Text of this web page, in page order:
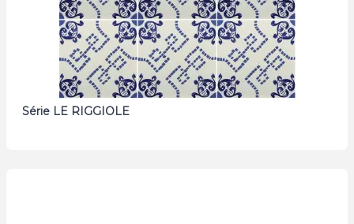
Série LE RIGGIOLE